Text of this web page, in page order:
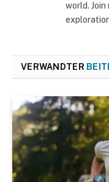
world. Join
VERWANDTER